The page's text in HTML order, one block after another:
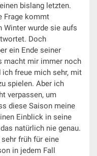
bislang letzten.
Frage kommt
Winter wurde sie aufs
Doch
ein Ende seiner
macht mir immer noch
ich freue mich sehr, mit
spielen. Aber ich
verpassen, um
diese Saison meine
Einblick in seine
natürlich nie genau.
früh für eine
in jedem Fall